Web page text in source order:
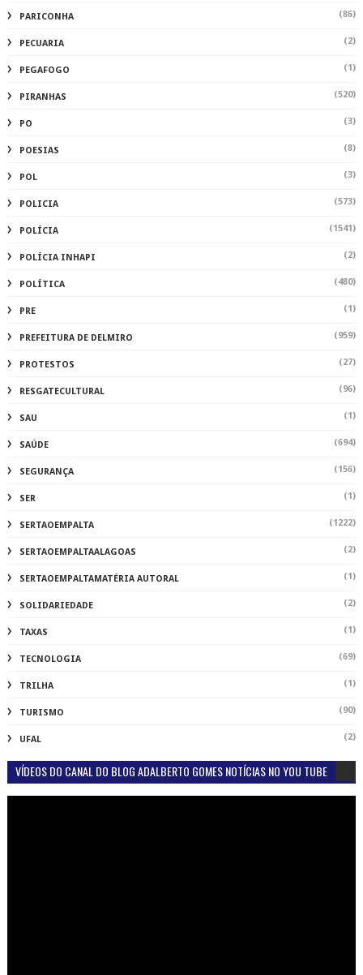
PARICONHA (86)
PECUARIA (2)
PEGAFOGO (1)
PIRANHAS (520)
PO (3)
POESIAS (8)
POL (3)
POLICIA (573)
POLÍCIA (1541)
POLÍCIA INHAPI (2)
POLÍTICA (480)
PRE (1)
PREFEITURA DE DELMIRO (959)
PROTESTOS (27)
RESGATECULTURAL (96)
SAU (1)
SAÚDE (694)
SEGURANÇA (156)
SER (1)
SERTAOEMPALTA (1222)
SERTAOEMPALTAALAGOAS (2)
SERTAOEMPALTAMATÉRIA AUTORAL (1)
SOLIDARIEDADE (2)
TAXAS (1)
TECNOLOGIA (69)
TRILHA (1)
TURISMO (90)
UFAL (2)
VÍDEOS DO CANAL DO BLOG ADALBERTO GOMES NOTÍCIAS NO YOU TUBE